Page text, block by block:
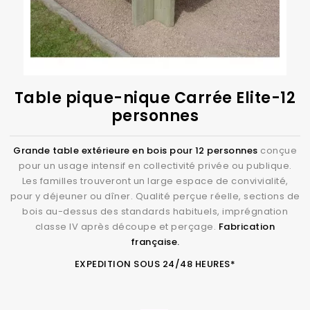
l’esthétique de votre propriété.
Mobilier et Accessoires de Jardin
Ajoutez du confort et du style à votre espace extérieur
pièces uniques qui complètent parfaitement votre
aménagement paysager.
Les avantages de CIHB pour votre
aménagement paysager public ou
privé.
Expertise et Expérience
Avec des décennies d’expérience dans la construction
en bois, CIHB est un leader reconnu dans son
domaine. Nos artisans qualifiés sont passionnés par
leur métier et s’engagent à fournir un travail de qualité
Table pique-nique Carrée Elite-12
personnes
Grande table extérieure en bois pour 12 personnes conçue
pour un usage intensif en collectivité privée ou publique.
Les familles trouveront un large espace de convivialité,
pour y déjeuner ou dîner. Qualité perçue réelle, sections de
bois au-dessus des standards habituels, imprégnation
classe IV après découpe et perçage. Fabrication
française.
EXPEDITION SOUS 24/48 HEURES*